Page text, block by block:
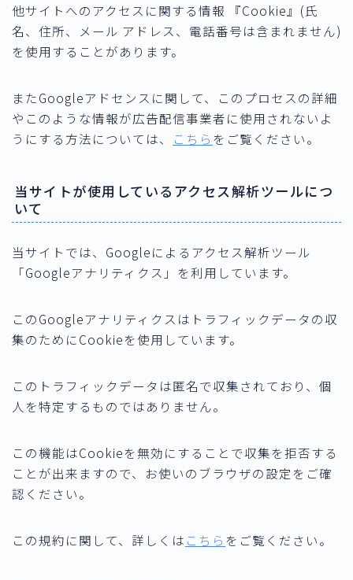
他サイトへのアクセスに関する情報 『Cookie』(氏
名、住所、メール アドレス、電話番号は含まれません)
を使用することがあります。
またGoogleアドセンスに関して、このプロセスの詳細
やこのような情報が広告配信事業者に使用されないよ
うにする方法については、
こちら をご覧ください。
当サイトが使用しているアクセス解析ツールにつ
いて
当サイトでは、Googleによるアクセス解析ツール
「Googleアナリティクス」を利用しています。
このGoogleアナリティクスはトラフィックデータの収
集のためにCookieを使用しています。
このトラフィックデータは匿名で収集されており、個
人を特定するものではありません。
この機能はCookieを無効にすることで収集を拒否する
ことが出来ますので、お使いのブラウザの設定をご確
認ください。
この規約に関して、詳しくは こちら をご覧ください。